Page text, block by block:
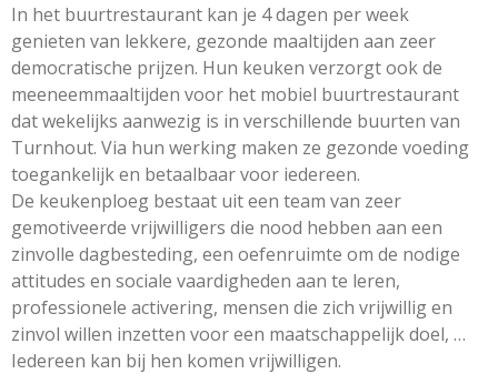
In het buurtrestaurant kan je 4 dagen per week
genieten van lekkere, gezonde maaltijden aan zeer
democratische prijzen. Hun keuken verzorgt ook de
meeneemmaaltijden voor het mobiel buurtrestaurant
dat wekelijks aanwezig is in verschillende buurten van
Turnhout. Via hun werking maken ze gezonde voeding
toegankelijk en betaalbaar voor iedereen.
De keukenploeg bestaat uit een team van zeer
gemotiveerde vrijwilligers die nood hebben aan een
zinvolle dagbesteding, een oefenruimte om de nodige
attitudes en sociale vaardigheden aan te leren,
professionele activering, mensen die zich vrijwillig en
zinvol willen inzetten voor een maatschappelijk doel, …
Iedereen kan bij hen komen vrijwilligen.